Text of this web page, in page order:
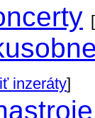
[
inzeráty]